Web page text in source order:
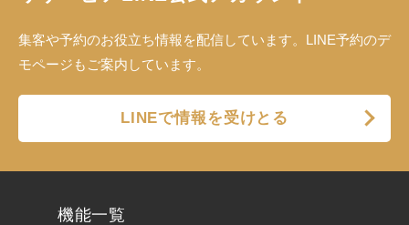
集客や予約のお役立ち情報を配信しています。LINE予約のデ
モページもご案内しています。
LINEで情報を受けとる
機能一覧